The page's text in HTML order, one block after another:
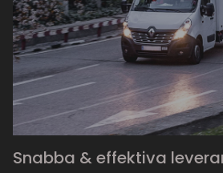
Snabba & effektiva